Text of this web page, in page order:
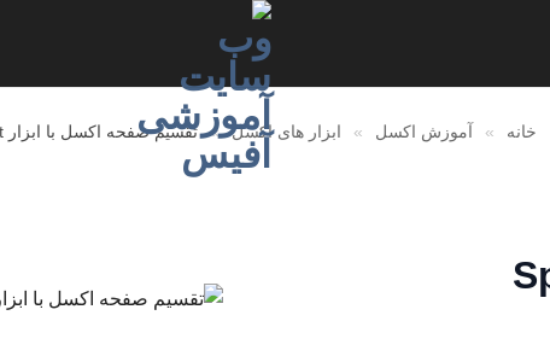
خانه » آموزش اکسل » ابزار های اکسل » تقسیم صفحه اکسل با ابزار Split